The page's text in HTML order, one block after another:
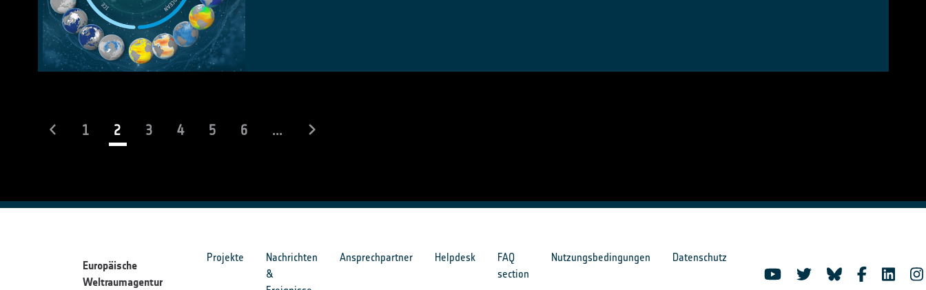
1 2(current)
3 4 5 6 ...
Europäische
Weltraumagentur
Projekte
Nachrichten
&
Ansprechpartner Helpdesk
FAQ
section
Nutzungsbedingungen Datenschutz